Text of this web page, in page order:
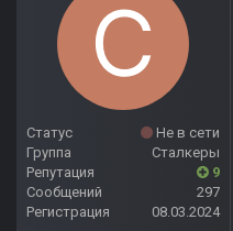
Статус
Не в сети
Группа
Сталкеры
Репутация
9
Сообщений
297
Регистрация
08.03.2024